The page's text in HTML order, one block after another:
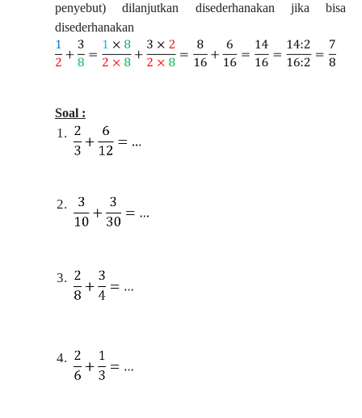
penyebut) dilanjutkan disederhanakan jika bisa
disederhanakan
Soal :